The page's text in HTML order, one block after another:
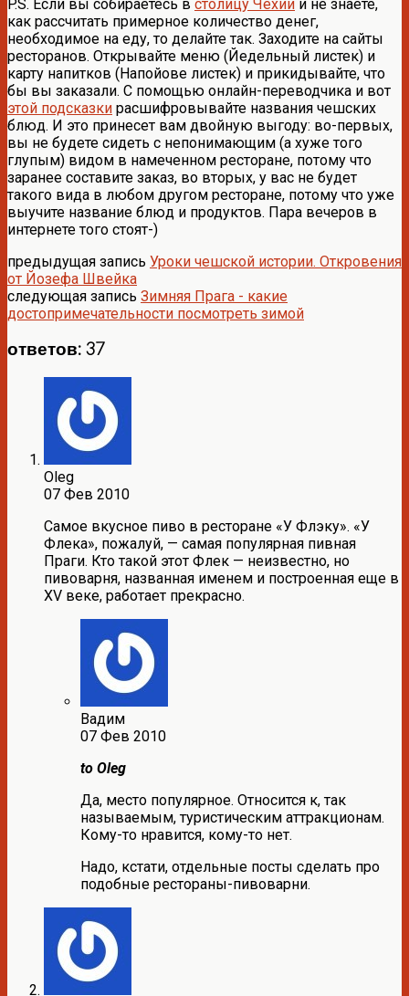
P.S. Если вы собираетесь в столицу Чехии и не знаете,
как рассчитать примерное количество денег,
необходимое на еду, то делайте так. Заходите на сайты
ресторанов. Открывайте меню (Йедельный листек) и
карту напитков (Напойове листек) и прикидывайте, что
бы вы заказали. С помощью онлайн-переводчика и вот
этой подсказки расшифровывайте названия чешских
блюд. И это принесет вам двойную выгоду: во-первых,
вы не будете сидеть с непонимающим (а хуже того
глупым) видом в намеченном ресторане, потому что
заранее составите заказ, во вторых, у вас не будет
такого вида в любом другом ресторане, потому что уже
выучите название блюд и продуктов. Пара вечеров в
интернете того стоят-)
предыдущая запись Уроки чешской истории. Откровения
от Йозефа Швейка
следующая запись Зимняя Прага - какие
достопримечательности посмотреть зимой
ответов: 37
Oleg
07 Фев 2010
Самое вкусное пиво в ресторане «У Флэку». «У
Флека», пожалуй, — самая популярная пивная
Праги. Кто такой этот Флек — неизвестно, но
пивоварня, названная именем и построенная еще в
XV веке, работает прекрасно.
Вадим
07 Фев 2010
to Oleg
Да, место популярное. Относится к, так
называемым, туристическим аттракционам.
Кому-то нравится, кому-то нет.
Надо, кстати, отдельные посты сделать про
подобные рестораны-пивоварни.